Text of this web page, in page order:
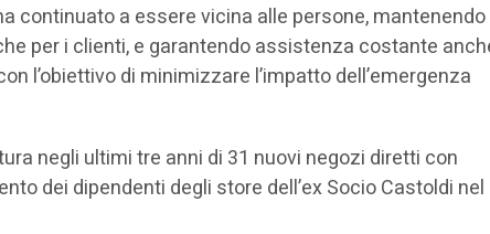
continuato a essere vicina alle persone, mantenendo
per i clienti, e garantendo assistenza costante
l’obiettivo di minimizzare l’impatto dell’emergenza
negli ultimi tre anni di 31 nuovi negozi diretti con
dei dipendenti degli store dell’ex Socio Castoldi nel